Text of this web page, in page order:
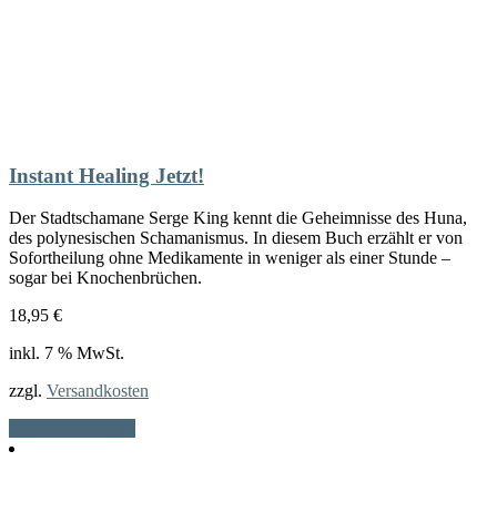
Instant Healing Jetzt!
Der Stadtschamane Serge King kennt die Geheimnisse des Huna,
des polynesischen Schamanismus. In diesem Buch erzählt er von
Sofortheilung ohne Medikamente in weniger als einer Stunde –
sogar bei Knochenbrüchen.
18,95 €
inkl. 7 % MwSt.
zzgl. Versandkosten